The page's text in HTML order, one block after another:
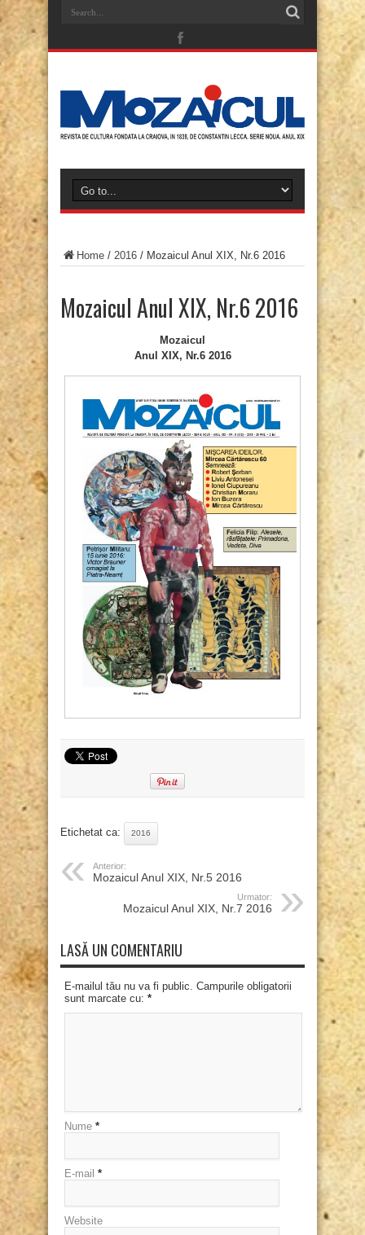
Home / 2016 / Mozaicul Anul XIX, Nr.6 2016
Mozaicul Anul XIX, Nr.6 2016
Mozaicul
Anul XIX, Nr.6 2016
Etichetat ca: 2016
Anterior:
Mozaicul Anul XIX, Nr.5 2016
Urmator:
Mozaicul Anul XIX, Nr.7 2016
LASĂ UN COMENTARIU
E-mailul tău nu va fi public. Campurile obligatorii
sunt marcate cu: *
Nume *
E-mail *
Website